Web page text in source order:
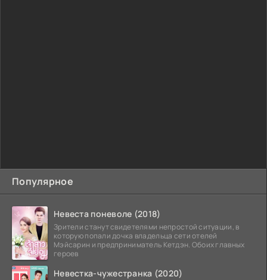
Популярное
Невеста поневоле (2018)
Зрители станут свидетелями непростой ситуации, в
которую попали дочка владельца сети отелей
Мэйсарин и предприниматель Кетдэн. Обоих главных
героев
Невестка-чужестранка (2020)